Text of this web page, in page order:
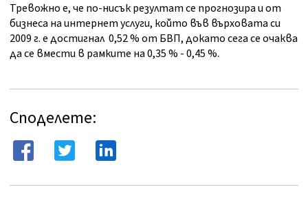
Тревожно е, че по-нисък резултат се прогнозира и от
бизнеса на интернет услуги, който във върховата си
2009 г. е достигнал 0,52 % от БВП, докато сега се очаква
да се вмести в рамките на 0,35 % - 0,45 %.
Споделете: